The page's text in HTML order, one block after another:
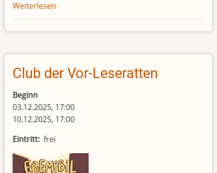
Weiterlesen
Club
der
2026
Club der Vor-Leseratten
Beginn
03.12.2025, 17:00
10.12.2025, 17:00
Eintritt frei